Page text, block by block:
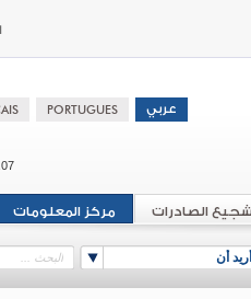
07.آب.2026
مركز المعلومات الصادرات
أريد أن